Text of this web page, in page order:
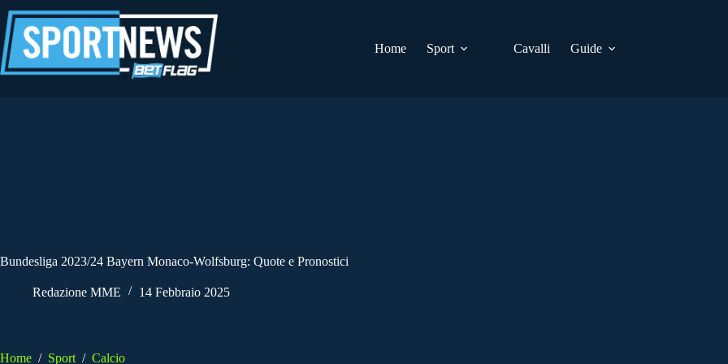
al
contenuto
Home
Sport Cavalli Guide
Bundesliga 2023/24 Bayern Monaco-Wolfsburg: Quote e Pronostici
Redazione MME 14 Febbraio 2025
Home / Sport / Calcio